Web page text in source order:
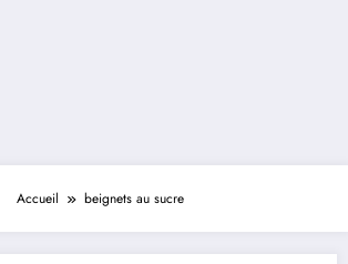
Accueil beignets au sucre